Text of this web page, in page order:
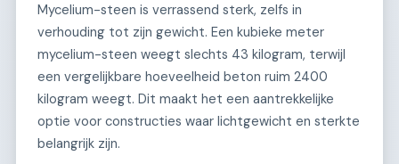
Mycelium-steen is verrassend sterk, zelfs in
verhouding tot zijn gewicht. Een kubieke meter
mycelium-steen weegt slechts 43 kilogram, terwijl
een vergelijkbare hoeveelheid beton ruim 2400
kilogram weegt. Dit maakt het een aantrekkelijke
optie voor constructies waar lichtgewicht en sterkte
belangrijk zijn.